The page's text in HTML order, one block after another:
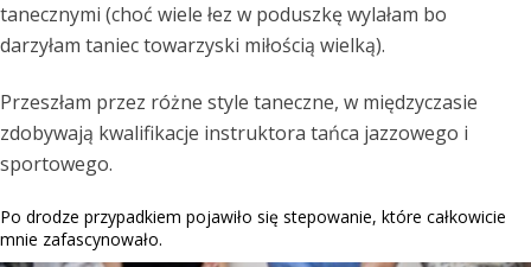
tanecznymi (choć wiele łez w poduszkę wylałam bo
darzyłam taniec towarzyski miłością wielką).
Przeszłam przez różne style taneczne, w międzyczasie
zdobywają kwalifikacje instruktora tańca jazzowego i
sportowego.
Po drodze przypadkiem pojawiło się stepowanie, które całkowicie
mnie zafascynowało.